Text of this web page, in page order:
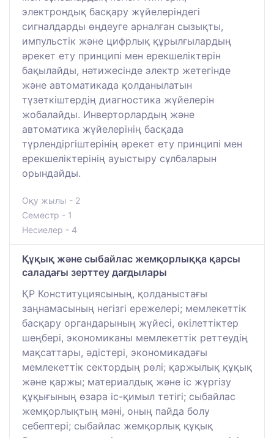
электрондық басқару жүйелеріндегі
сигналдарды өңдеуге арналған сызықты,
импульстік және цифрлық құрылғылардың
әрекет ету принципі мен ерекшеліктерін
бақылайды, нәтижесінде электр жетегінде
және автоматикада қолданылатын
түзеткіштердің диагностика жүйелерін
жобалайды. Инверторлардың және
автоматика жүйелерінің басқада
түрлендіргіштерінің әрекет ету принципі мен
ерекшеліктерінің ауыстыру сұлбаларын
орындайды.
Оқу жылы - 2
Семестр - 1
Несиелер - 4
Құқық және сыбайлас жемқорлыққа қарсы
саладағы зерттеу дағдылары
ҚР Конституциясының, қолданыстағы
заңнамасының негізгі ережелері; мемлекеттік
басқару органдарының жүйесі, өкілеттіктер
шеңбері, экономиканы мемлекеттік реттеудің
мақсаттары, әдістері, экономикадағы
мемлекеттік сектордың рөлі; қаржылық құқық
және қаржы; материалдық және іс жүргізу
құқығының өзара іс-қимыл тетігі; сыбайлас
жемқорлықтың мәні, оның пайда болу
себептері; сыбайлас жемқорлық құқық